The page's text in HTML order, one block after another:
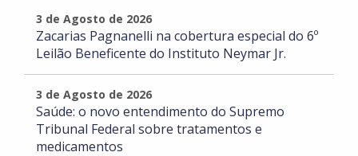
3 de Agosto de 2026
Zacarias Pagnanelli na cobertura especial do 6º
Leilão Beneficente do Instituto Neymar Jr.
3 de Agosto de 2026
Saúde: o novo entendimento do Supremo
Tribunal Federal sobre tratamentos e
medicamentos